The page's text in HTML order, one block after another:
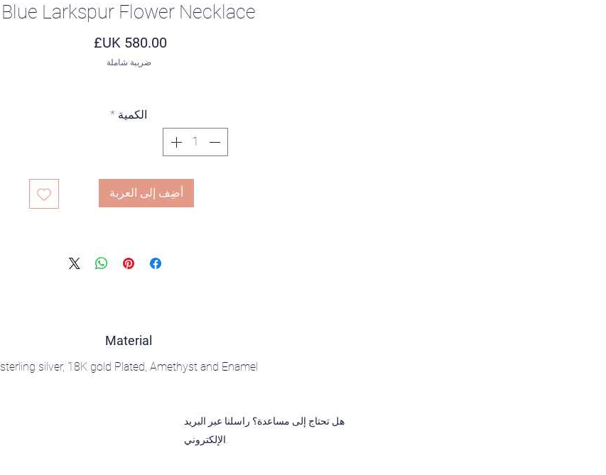
Blue Larkspur Flower Necklace
السعر
ضريبة شاملة
الكمية *
أضِف إلى العربة
Material
sterling silver, 18K gold Plated, Amethyst and Enamel
هل تحتاج إلى مساعدة؟ راسلنا عبر البريد